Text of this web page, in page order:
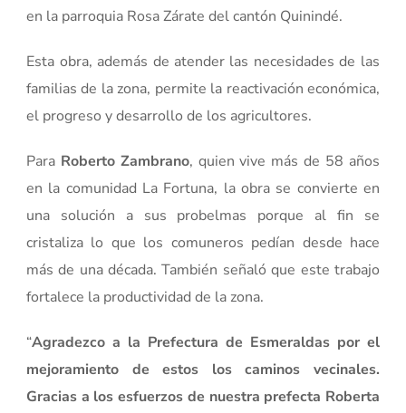
en la parroquia Rosa Zárate del cantón Quinindé.
Esta obra, además de atender las necesidades de las
familias de la zona, permite la reactivación económica,
el progreso y desarrollo de los agricultores.
Para Roberto Zambrano, quien vive más de 58 años
en la comunidad La Fortuna, la obra se convierte en
una solución a sus probelmas porque al fin se
cristaliza lo que los comuneros pedían desde hace
más de una década. También señaló que este trabajo
fortalece la productividad de la zona.
“Agradezco a la Prefectura de Esmeraldas por el
mejoramiento de estos los caminos vecinales.
Gracias a los esfuerzos de nuestra prefecta Roberta